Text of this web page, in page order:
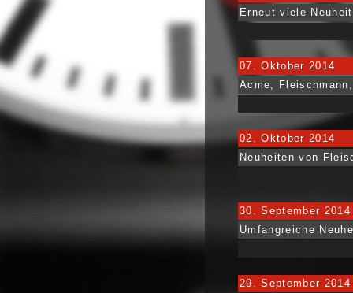
Erneut viele
07. Oktober 2014
Acme,
02. Oktober 2014
Neuheiten von
30. September 2014
Umfangreiche
29. September 2014